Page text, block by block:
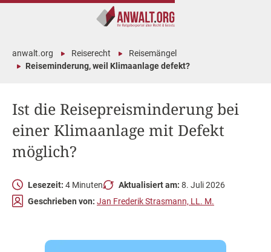
Ist die Reisepreisminderung bei
einer Klimaanlage mit Defekt
möglich?
anwalt.org Reiserecht
Reisemängel
Reiseminderung, weil Klimaanlage defekt?
Lesezeit: 4 Minuten Aktualisiert am: 8. Juli 2026
Geschrieben von: Jan Frederik Strasmann, LL. M.